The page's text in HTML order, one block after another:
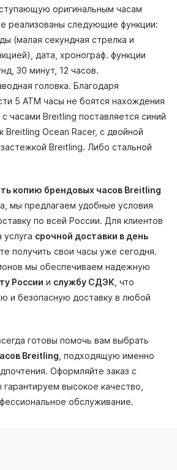
оригинальным часам
реализованы следующие функции:
(малая секундная стрелка и
дата, хронограф. функции
30 минут, 12 часов.
головка. Благодаря
5 АТМ часы не боятся нахождения
часами Breitling поставляется синий
Breitling Ocean Racer, с двойной
Breitling. Либо стальной
копию брендовых часов Breitling
мы предлагаем удобные условия
по всей России. Для клиентов
услуга срочной доставки в день
получить свои часы уже сегодня.
мы обеспечиваем надежную
России и службу СДЭК , что
и безопасную доставку в любой
готовы помочь вам выбрать
Breitling , подходящую именно
Оформляйте заказ с
высокое качество,
обслуживание.